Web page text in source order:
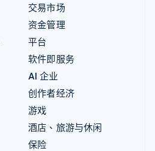
交易市场
资金管理
平台
软件即服务
AI 企业
创作者经济
游戏
酒店、旅游与休闲
保险